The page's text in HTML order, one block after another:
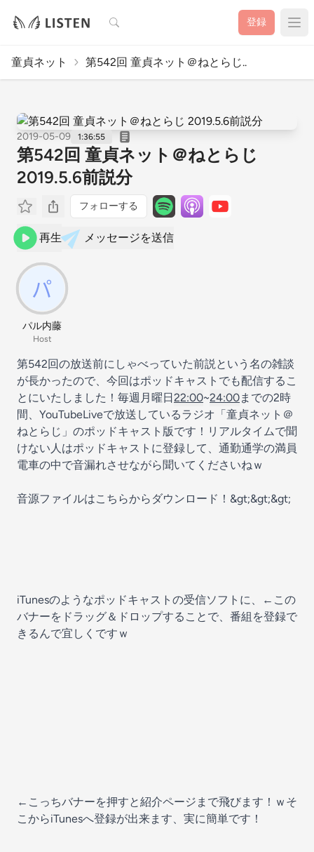
検索 登録
童貞ネット 第542回 童貞ネット＠ねとらじ..
2019-05-09 1:36:55
第542回 童貞ネット＠ねとらじ
2019.5.6前説分
フォローする
再生 メッセージを送信
パル内藤
Host
第542回の放送前にしゃべっていた前説という名の雑談
が長かったので、今回はポッドキャストでも配信するこ
とにいたしました！毎週月曜日22:00~24:00までの2時
間、YouTubeLiveで放送しているラジオ「童貞ネット＠
ねとらじ」のポッドキャスト版です！リアルタイムで聞
けない人はポッドキャストに登録して、通勤通学の満員
電車の中で音漏れさせながら聞いてくださいねｗ
音源ファイルはこちらからダウンロード！&gt;&gt;&gt;
iTunesのようなポッドキャストの受信ソフトに、←この
バナーをドラッグ＆ドロップすることで、番組を登録で
きるんで宜しくですｗ
←こっちバナーを押すと紹介ページまで飛びます！ｗそ
こからiTunesへ登録が出来ます、実に簡単です！